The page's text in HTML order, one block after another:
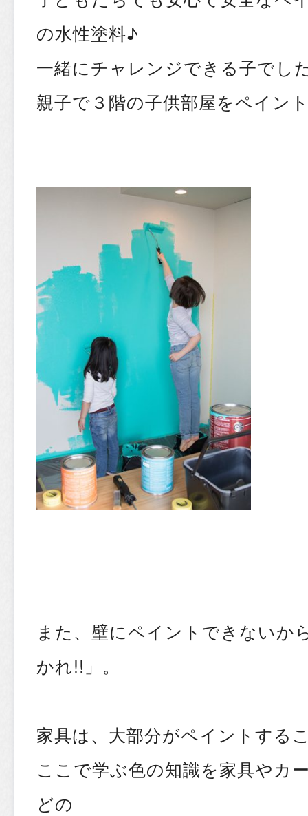
の水性塗料♪
一緒にチャレンジできる子でし
親子で３階の子供部屋をペイン
また、壁にペイントできないか
かれ!!」。
家具は、大部分がペイントする
ここで学ぶ色の知識を家具やカ
どの